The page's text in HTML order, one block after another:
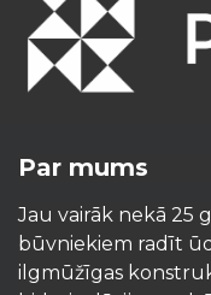
Par mums
Jau vairāk nekā 25
būvniekiem radīt
ilgmūžīgas